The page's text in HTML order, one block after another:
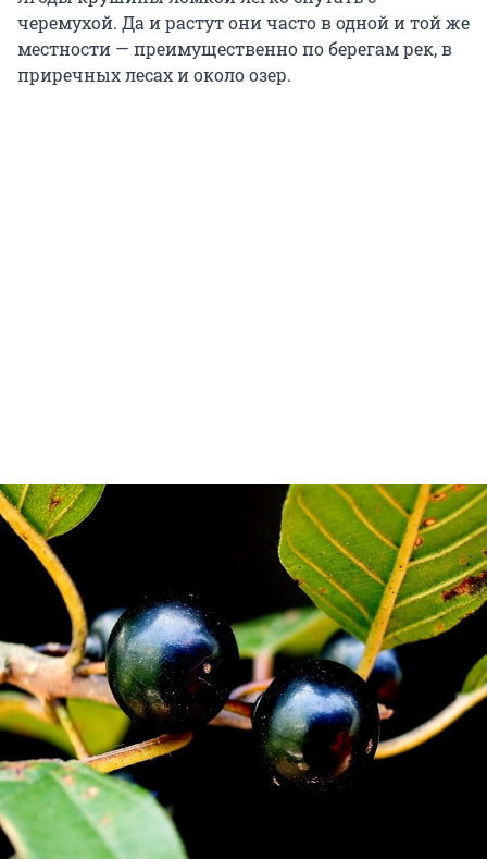
черемухой. Да и растут они часто в одной и той же
местности — преимущественно по берегам рек, в
приречных лесах и около озер.